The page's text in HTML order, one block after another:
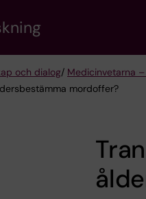
och dialog/ Medicinvetarna
mordoffer?